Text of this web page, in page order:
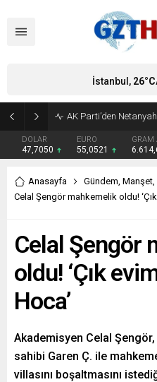
DOLAR
47,7050
EURO
55,0521
GRAM
İstanbul, 26°C
Anasayfa Gündem, Manşet,
Celal Şengör mahkemelik oldu!
Celal Şengör
oldu! ‘Çık
Hoca’
Akademisyen Celal
sahibi Garen Ç. ile
villasını boşaltmasını